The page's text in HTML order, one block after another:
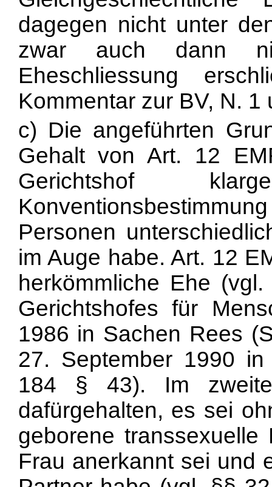
dagegen nicht unter
zwar auch dann
Eheschliessung
Kommentar zur BV, N. 1
c) Die angeführten
Gehalt von Art. 12
Gerichtshof
Personen
im Auge habe. Art. 12
herkömmliche Ehe
Gerichtshofes für
1986 in Sachen Rees
27. September 1990
184 § 43). Im
dafürgehalten, es sei
geborene transsexuelle
Frau anerkannt sei und